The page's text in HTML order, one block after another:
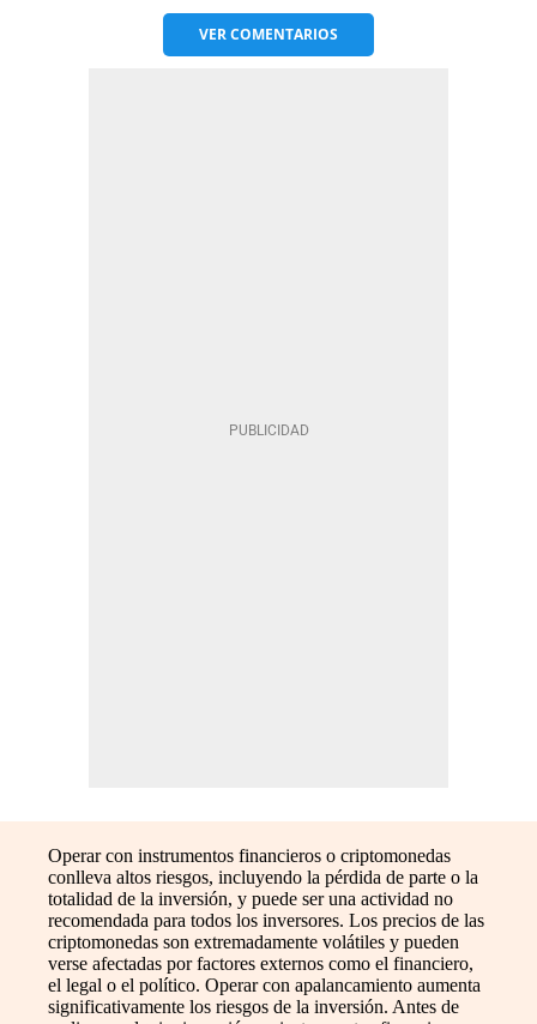
VERCOMENTARIOS
Operar con instrumentos financieros o criptomonedas
conlleva altos riesgos, incluyendo la pérdida de parte o la
totalidad de la inversión, y puede ser una actividad no
recomendada para todos los inversores. Los precios de las
criptomonedas son extremadamente volátiles y pueden
verse afectadas por factores externos como el financiero,
el legal o el político. Operar con apalancamiento aumenta
significativamente los riesgos de la inversión. Antes de